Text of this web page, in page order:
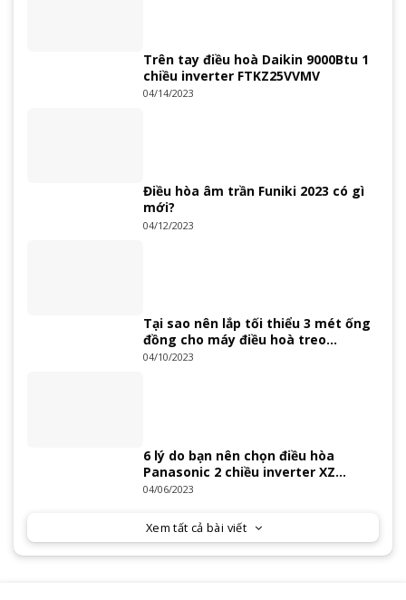
Trên tay điều hoà Daikin 9000Btu 1
chiều inverter FTKZ25VVMV
04/14/2023
Điều hòa âm trần Funiki 2023 có gì
mới?
04/12/2023
Tại sao nên lắp tối thiểu 3 mét ống
đồng cho máy điều hoà treo
tường?
04/10/2023
6 lý do bạn nên chọn điều hòa
Panasonic 2 chiều inverter XZ
Series 2023
04/06/2023
Xem tất cả bài viết